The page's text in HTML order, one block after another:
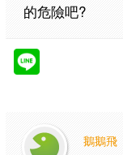
的危險吧?
鵝鵝飛